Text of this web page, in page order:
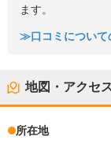
ます。
≫口コミについて
地図・アクセ
所在地